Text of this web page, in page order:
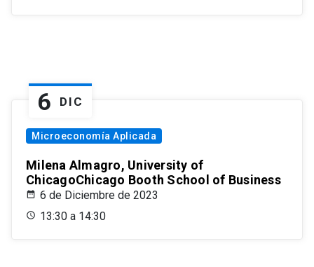
6 DIC
Microeconomía Aplicada
Milena Almagro, University of
ChicagoChicago Booth School of Business
6 de Diciembre de 2023
13:30 a 14:30